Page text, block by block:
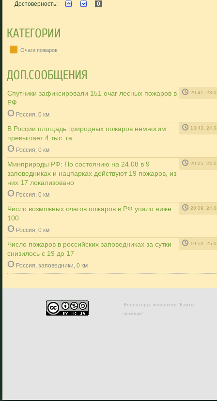
Достоверность: 0
Очаги пожаров
Спутники зафиксировали 151 очаг лесных пожаров в
РФ
20:41,
Россия, 0 км
В России площадь природных пожаров немногим
превышает 4 тыс. га
13:43,
Россия, 0 км
Минприроды РФ: По состоянию на 24.08 в 9
заповедниках и нацпарках действуют 19 пожаров, из
них 17 локализовано
20:05,
Россия, 0 км
Число возможных очагов пожаров в РФ упало ниже
100
20:09,
Россия, 0 км
Число пожаров в российских заповедниках за сутки
снизилось с 19 до 17
19:50,
Россия, заповедники, 0 км
Волонтеры, коллектив "Карты
помощи"